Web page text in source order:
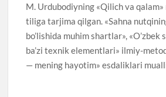
M. Urdubodiyning «Qilich va qalam»
tiliga tarjima qilgan. «Sahna
bo’lishida muhim shartlar», «O’zbek
ba’zi texnik elementlari» ilmiy-
— mening hayotim» esdaliklari